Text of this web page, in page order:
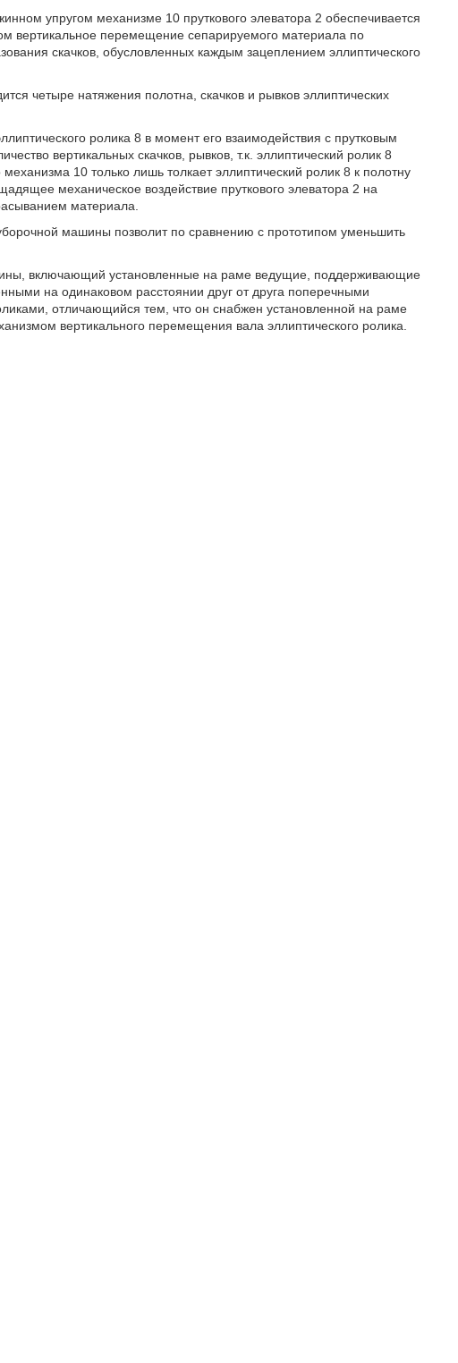
упругом механизме 10 пруткового элеватора 2 обеспечивается
вертикальное перемещение сепарируемого материала по
скачков, обусловленных каждым зацеплением эллиптического
четыре натяжения полотна, скачков и рывков эллиптических
ролика 8 в момент его взаимодействия с прутковым
вертикальных скачков, рывков, т.к. эллиптический ролик 8
10 только лишь толкает эллиптический ролик 8 к полотну
механическое воздействие пруткового элеватора 2 на
материала.
машины позволит по сравнению с прототипом уменьшить
включающий установленные на раме ведущие, поддерживающие
на одинаковом расстоянии друг от друга поперечными
отличающийся тем, что он снабжен установленной на раме
вертикального перемещения вала эллиптического ролика.